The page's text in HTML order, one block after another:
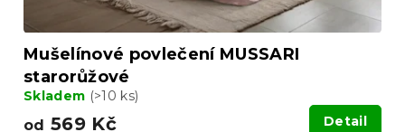
Mušelínové povlečení MUSSARI
starorůžové
Skladem (>10 ks)
od 569 Kč Detail